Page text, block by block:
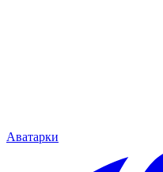
Аватарки